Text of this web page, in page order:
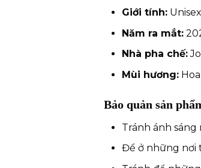
Giới tính:Unisex
Năm ra mắt:
Nhà pha chế:
Mùi hương:Hoa
Bảo quản sản
Tránh ánh
Để ở những nơi